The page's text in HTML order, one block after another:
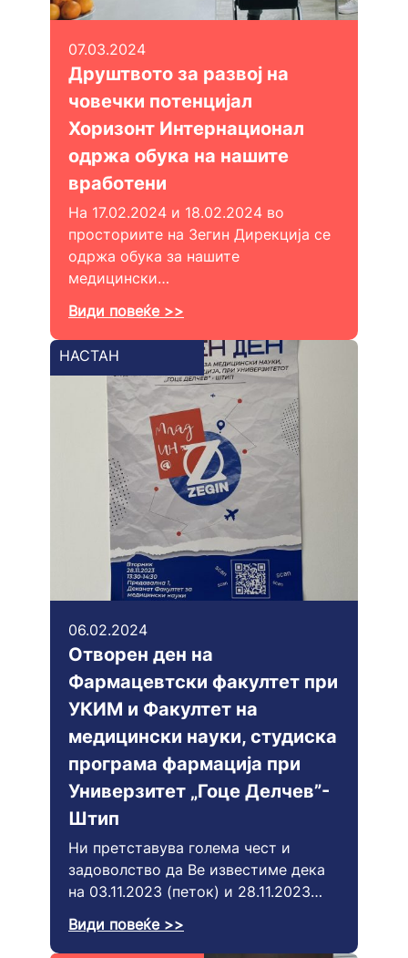
07.03.2024
Друштвото за развој на
човечки потенцијал
Хоризонт Интернационал
одржа обука на нашите
вработени
На 17.02.2024 и 18.02.2024 во
просториите на Зегин Дирекција се
одржа обука за нашите
медицински…
Види повеќе >>
НАСТАН
06.02.2024
Отворен ден на
Фармацевтски факултет при
УКИМ и Фaкултет на
медицински науки, студиска
програма фармација при
Универзитет „Гоце Делчев”-
Штип
Ни претставува голема чест и
задоволство да Ве известиме дека
на 03.11.2023 (петок) и 28.11.2023…
Види повеќе >>